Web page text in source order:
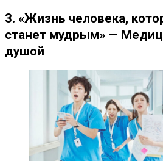
3. «Жизнь человека,
станет мудрым» —
душой